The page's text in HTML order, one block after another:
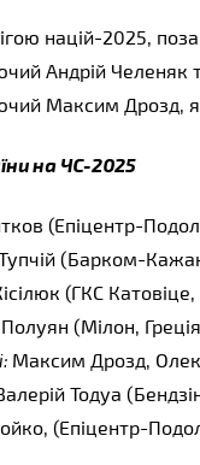
націй-2025,
Андрій Челеняк
Максим Дрозд,
на ЧС-2025
(Епіцентр-
(Барком-
(ГКС
(Мілон,
Максим Дрозд,
Тодуа
(Епіцентр-